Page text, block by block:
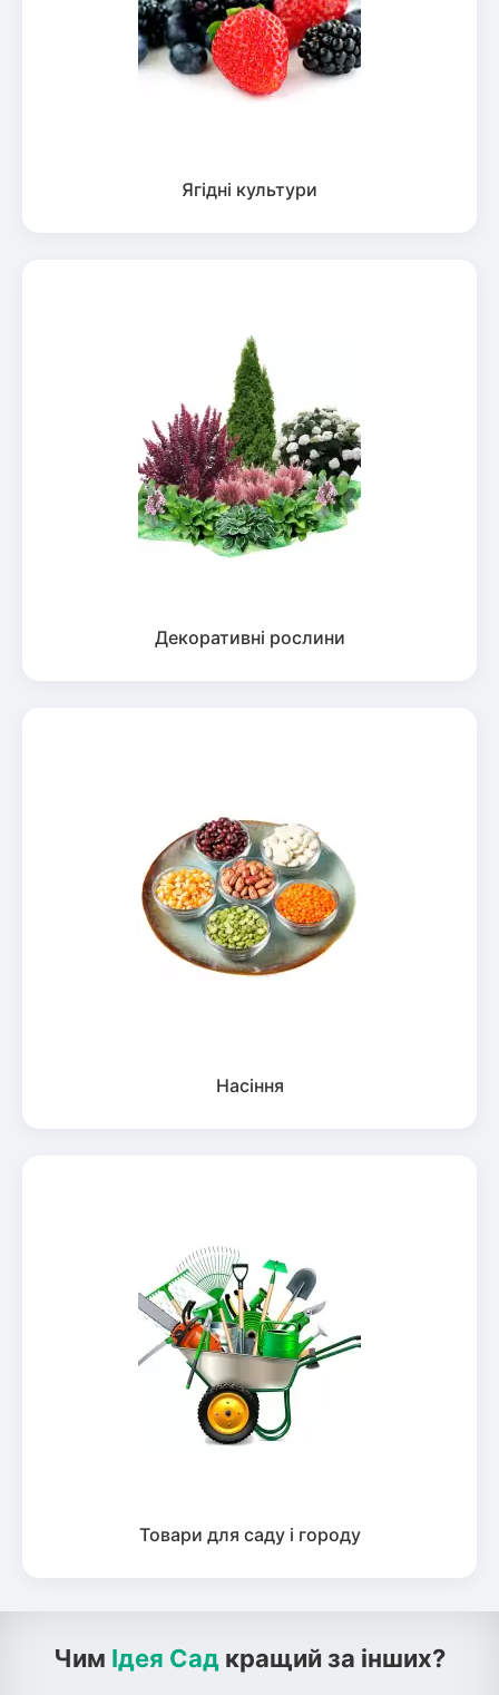
Ягідні культури
Декоративні рослини
Насіння
Товари для саду і городу
Чим Ідея Сад кращий за інших?